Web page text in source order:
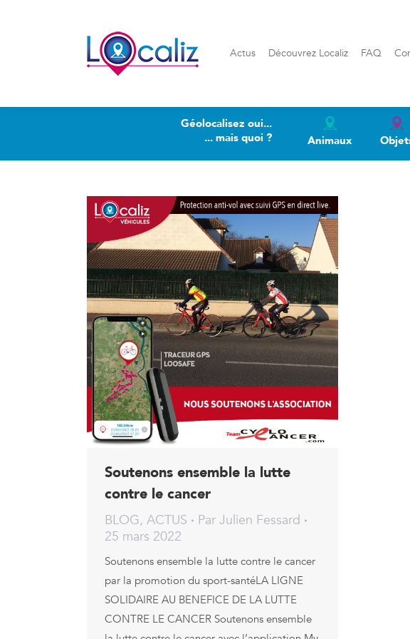
Actus Découvrez Localiz FAQ
Géolocalisez oui...
... mais quoi ?
Animaux
Soutenons ensemble la lutte
contre le cancer
BLOG, ACTUS Par Julien Fessard
25 mars 2022
Soutenons ensemble la lutte contre le cancer
par la promotion du sport-santéLA LIGNE
SOLIDAIRE AU BENEFICE DE LA LUTTE
CONTRE LE CANCER Soutenons ensemble